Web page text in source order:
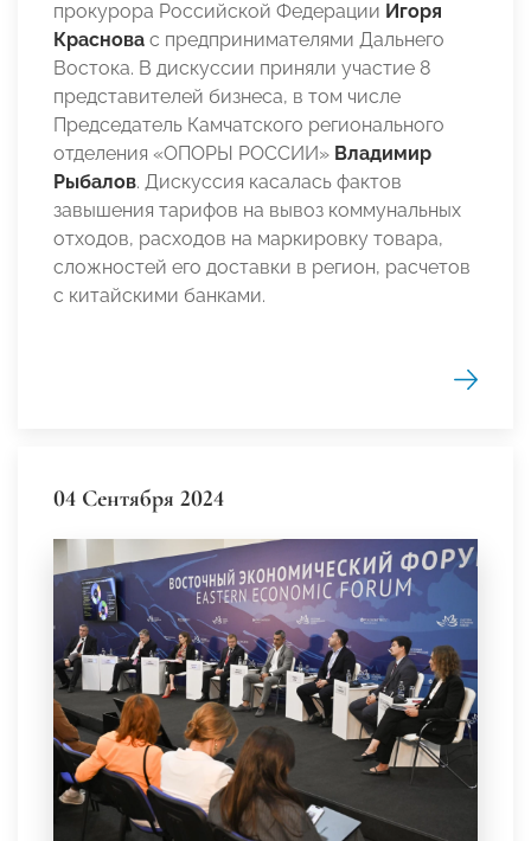
прокурора Российской Федерации Игоря
Краснова с предпринимателями Дальнего
Востока. В дискуссии приняли участие 8
представителей бизнеса, в том числе
Председатель Камчатского регионального
отделения «ОПОРЫ РОССИИ» Владимир
Рыбалов. Дискуссия касалась фактов
завышения тарифов на вывоз коммунальных
отходов, расходов на маркировку товара,
сложностей его доставки в регион, расчетов
с китайскими банками.
04 Сентября 2024